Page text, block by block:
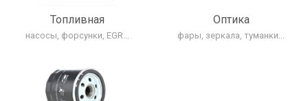
Топливная
насосы, форсунки, EGR...
Оптика
фары, зеркала, туманки...